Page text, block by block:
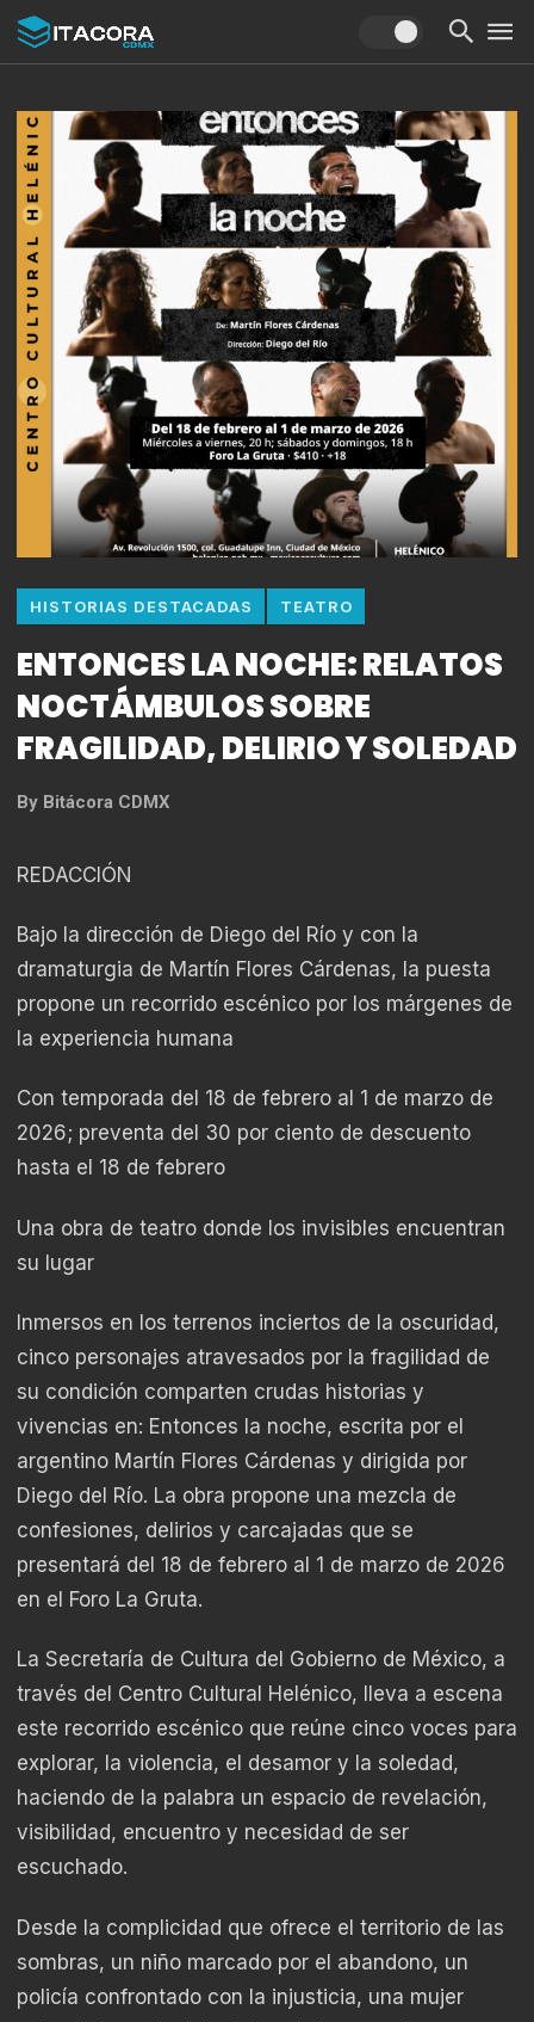
HISTORIAS DESTACADAS TEATRO
ENTONCES LA NOCHE: RELATOS
NOCTÁMBULOS SOBRE
FRAGILIDAD, DELIRIO Y SOLEDAD
By Bitácora CDMX
REDACCIÓN
Bajo la dirección de Diego del Río y con la
dramaturgia de Martín Flores Cárdenas, la puesta
propone un recorrido escénico por los márgenes de
la experiencia humana
Con temporada del 18 de febrero al 1 de marzo de
2026; preventa del 30 por ciento de descuento
hasta el 18 de febrero
Una obra de teatro donde los invisibles encuentran
su lugar
Inmersos en los terrenos inciertos de la oscuridad,
cinco personajes atravesados por la fragilidad de
su condición comparten crudas historias y
vivencias en: Entonces la noche, escrita por el
argentino Martín Flores Cárdenas y dirigida por
Diego del Río. La obra propone una mezcla de
confesiones, delirios y carcajadas que se
presentará del 18 de febrero al 1 de marzo de 2026
en el Foro La Gruta.
La Secretaría de Cultura del Gobierno de México, a
través del Centro Cultural Helénico, lleva a escena
este recorrido escénico que reúne cinco voces para
explorar, la violencia, el desamor y la soledad,
haciendo de la palabra un espacio de revelación,
visibilidad, encuentro y necesidad de ser
escuchado.
Desde la complicidad que ofrece el territorio de las
sombras, un niño marcado por el abandono, un
policía confrontado con la injusticia, una mujer